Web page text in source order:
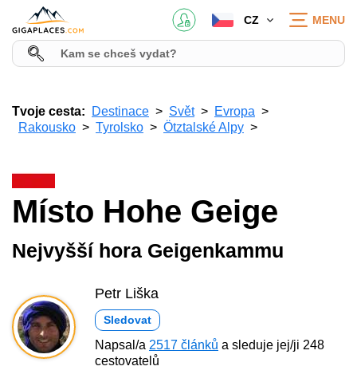
CZ MENU
Tvoje cesta: Destinace Svět
Evropa
Rakousko
Tyrolsko Ötztalské Alpy
Místo Hohe Geige
Nejvyšší hora Geigenkammu
Petr Liška
Sledovat
Napsal/a 2517 článků a sleduje jej/ji 248
cestovatelů